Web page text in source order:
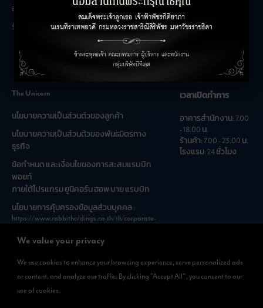
We value your privacy
We use cookies to enhance your browsing experience, serve personalized ads
or content, and analyze our traffic. By clicking "Accept All", you consent to our
use of cookies.
อาคารสำนักงาน
ร้านค้า
เกี่ยวกับเรา
ติดต่อเรา
The Unicorn
นโยบายความเป็นส่วนตัวของลูกค้า
นโยบายความเป็นส่วนตัวของพันธมิตรทาง
ธุรกิจ
ข้อกำหนด และเงื่อนไขของการสะสมแรบบิท
พอยท์
ภายใต้โปรแกรม ยูนิคอร์น ฮอพ บาย แรบบิท
นโยบายการคุ้มครองข้อมูลส่วนบุคคล :
https://www.rabbitholdings.co.th/th/corporate-
เวลาเปิดทำการ
อาคารสำนักงาน: 7.00
- 18.00 น.
ร้านค้า: 7.00 - 23.00 น.
โรงแรม: 24 ชั่วโมง
ดาวน์โหลดแอพได้แล้วที่